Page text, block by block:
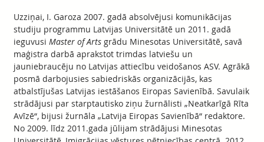
Uzziņai, I. Garoza 2007. gadā absolvējusi komunikācijas
studiju programmu Latvijas Universitātē un 2011. gadā
ieguvusi Master of Artsgrādu Minesotas Universitātē, savā
maģistra darbā aprakstot trimdas latviešu un
jauniebraucēju no Latvijas attiecību veidošanos ASV. Agrākā
posmā darbojusies sabiedriskās organizācijās, kas
atbalstījušas Latvijas iestāšanos Eiropas Savienībā. Savulaik
strādājusi par starptautisko ziņu žurnālisti „Neatkarīgā Rīta
Avīzē“, bijusi žurnāla „Latvija Eiropas Savienībā“ redaktore.
No 2009. līdz 2011.gada jūlijam strādājusi Minesotas